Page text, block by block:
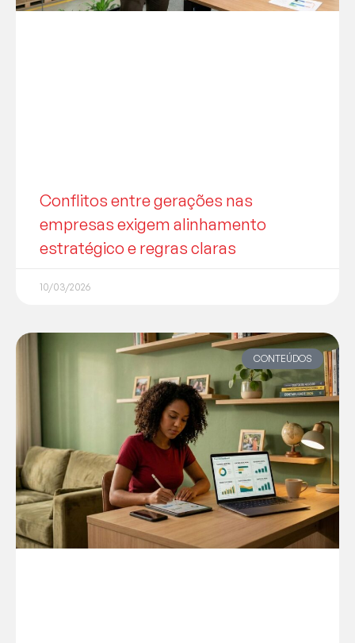
Conflitos entre gerações nas
empresas exigem alinhamento
estratégico e regras claras
10/03/2026
CONTEÚDOS